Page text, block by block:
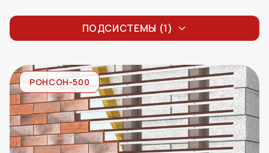
ПОДСИСТЕМЫ (1)
РОНСОН-500